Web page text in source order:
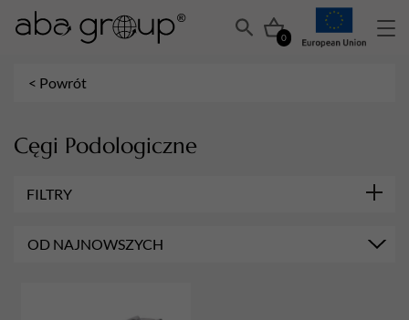
0
< Powrót
Cęgi Podologiczne
FILTRY
Hairplay
OD NAJNOWSZYCH